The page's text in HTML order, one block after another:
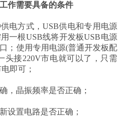
作需要具备的条件
方式，USB供电和专用电源
一根USB线将开发板USB电源
；使用专用电源(普通开发板配
头接220V市电就可以了，只需
即可；
晶振频率是否正确；
置电路是否正确；